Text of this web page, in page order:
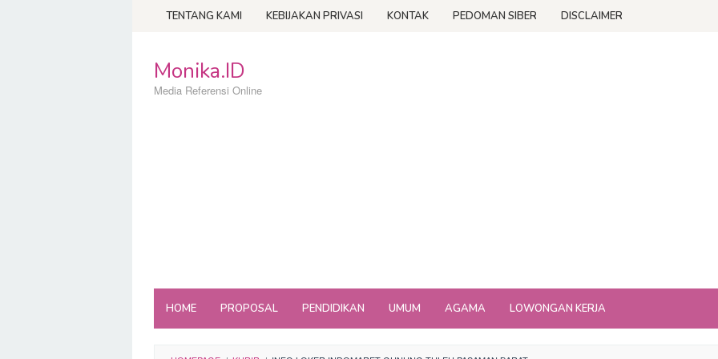
TENTANG KAMI KEBIJAKAN PRIVASI KONTAK PEDOMAN SIBER DISCLAIMER
Monika.ID
Media Referensi Online
HOME PROPOSAL PENDIDIKAN UMUM AGAMA LOWONGAN KERJA